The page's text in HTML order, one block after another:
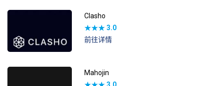
Clasho
★★★3.0
前往详情
Mahojin